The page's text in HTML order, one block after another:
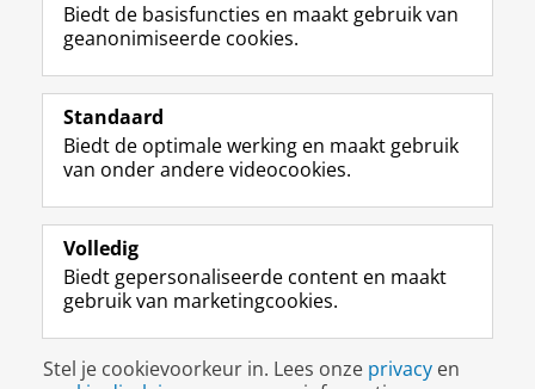
Volg de RUG
F
a
e
b
o
p
a
i
n
L
i
k
e
I
-
p
g
i
R
S
-
f
e
R
k
s
I
n
t
r
m
c
c
Y
o
T
e
k
a
a
Studiekiezers
Alumni
Over ons
Disclaimer & Copyright
Inloggen
Biedt de basisfuncties en maakt gebruik van
geanonimiseerde cookies.
Standaard
Biedt de optimale werking en maakt gebruik
van onder andere videocookies.
Volledig
Biedt gepersonaliseerde content en maakt
gebruik van marketingcookies.
Stel je cookievoorkeur in. Lees onze privacy en